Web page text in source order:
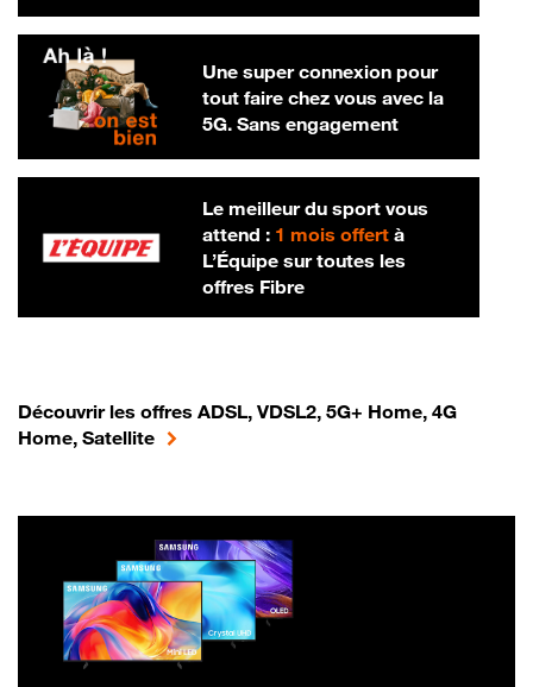
Une super connexion pour
tout faire chez vous avec la
5G. Sans engagement
Le meilleur du sport vous
attend : 1 mois offertà
L’Équipe sur toutes les
offres Fibre
Découvrir les offres ADSL, VDSL2, 5G+ Home, 4G
Home, Satellite